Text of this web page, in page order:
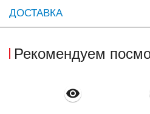
ДОСТАВКА
Рекомендуем